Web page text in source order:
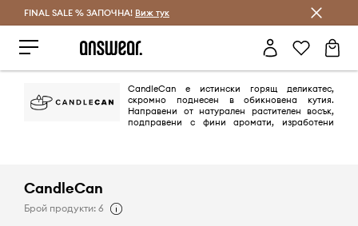
Спестявай с Answear Club
FINAL SALE % ЗАПОЧНА! Виж тук
CandleCan е истински горящ деликатес,
скромно поднесен в обикновена кутия.
Направени от натурален растителен восък,
подправени с фини аромати, изработени
CandleCan
Брой продукти: 6